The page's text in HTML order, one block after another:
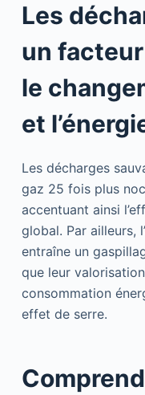
Les
un
le
et
Les décharges
gaz 25 fois plus
accentuant ainsi
global. Par ailleurs,
entraîne un
que leur
consommation
effet de serre.